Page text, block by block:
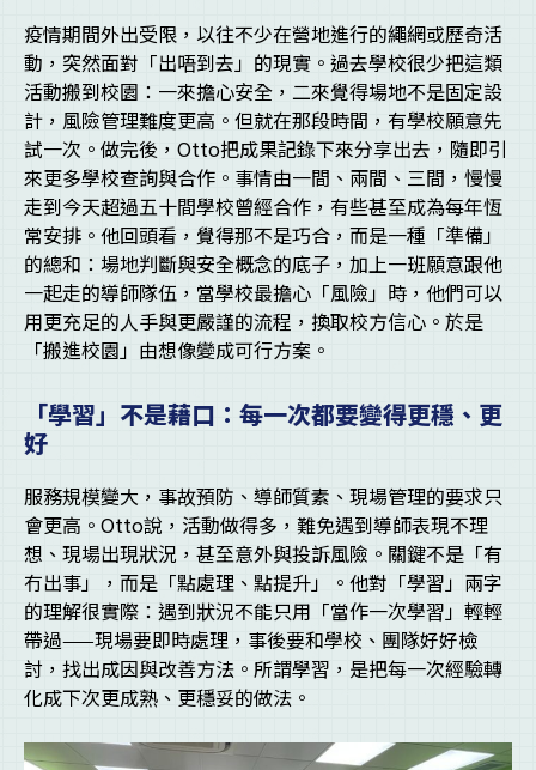
疫情期間外出受限，以往不少在營地進行的繩網或歷奇活
動，突然面對「出唔到去」的現實。過去學校很少把這類
活動搬到校園：一來擔心安全，二來覺得場地不是固定設
計，風險管理難度更高。但就在那段時間，有學校願意先
試一次。做完後，Otto把成果記錄下來分享出去，隨即引
來更多學校查詢與合作。事情由一間、兩間、三間，慢慢
走到今天超過五十間學校曾經合作，有些甚至成為每年恆
常安排。他回頭看，覺得那不是巧合，而是一種「準備」
的總和：場地判斷與安全概念的底子，加上一班願意跟他
一起走的導師隊伍，當學校最擔心「風險」時，他們可以
用更充足的人手與更嚴謹的流程，換取校方信心。於是
「搬進校園」由想像變成可行方案。
「學習」不是藉口：每一次都要變得更穩、更
好
服務規模變大，事故預防、導師質素、現場管理的要求只
會更高。Otto說，活動做得多，難免遇到導師表現不理
想、現場出現狀況，甚至意外與投訴風險。關鍵不是「有
冇出事」，而是「點處理、點提升」。他對「學習」兩字
的理解很實際：遇到狀況不能只用「當作一次學習」輕輕
帶過——現場要即時處理，事後要和學校、團隊好好檢
討，找出成因與改善方法。所謂學習，是把每一次經驗轉
化成下次更成熟、更穩妥的做法。